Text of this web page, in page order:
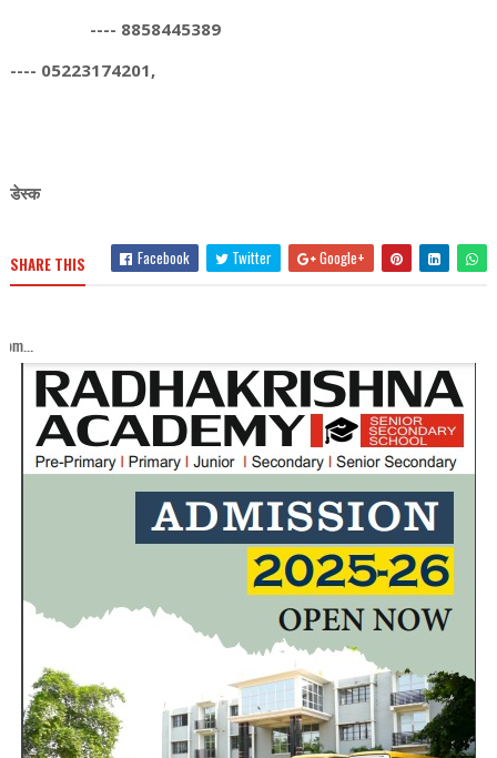
---- 8858445389
---- 05223174201,
डेस्क
SHARE THIS Facebook Twitter Google+